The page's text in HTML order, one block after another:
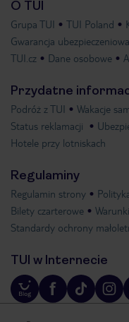
O TUI
Grupa TUI TUI Poland
Gwarancja ubezpieczeniowa
TUI.cz
Dane osobowe
Przydatne
Podróż z TUI Wakacje
Status reklamacji
Hotele przy lotniskach
Regulaminy
Regulamin strony
Bilety czarterowe
Standardy ochrony
TUI w Internecie